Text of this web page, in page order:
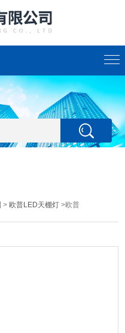
> 欧普LED天棚灯 >欧普